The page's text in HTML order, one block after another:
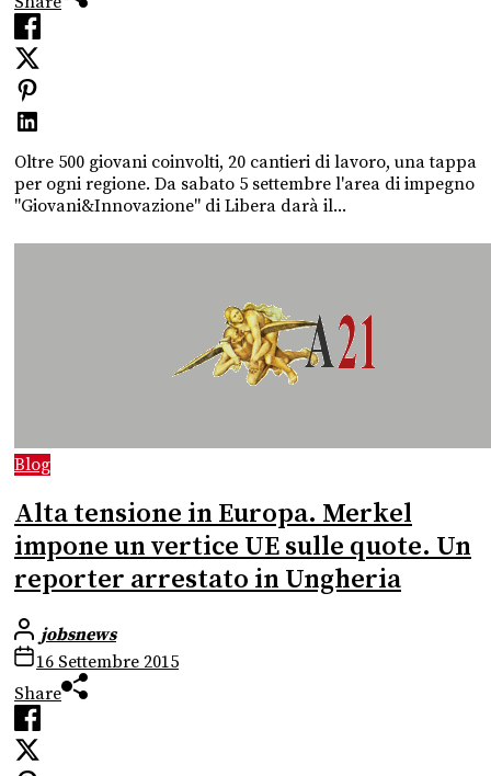
Oltre 500 giovani coinvolti, 20 cantieri di lavoro, una tappa
per ogni regione. Da sabato 5 settembre l'area di impegno
"Giovani&Innovazione" di Libera darà il...
Blog
Alta tensione in Europa. Merkel
impone un vertice UE sulle quote. Un
reporter arrestato in Ungheria
jobsnews
16 Settembre 2015
Share